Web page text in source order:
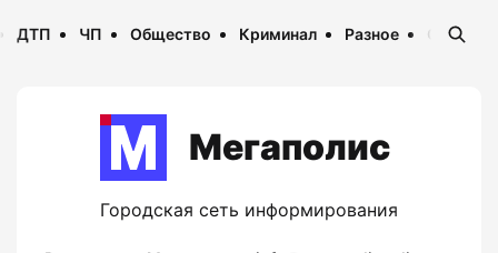
ДТП ЧП Общество Криминал Разное
Мегаполис
Городская сеть информирования